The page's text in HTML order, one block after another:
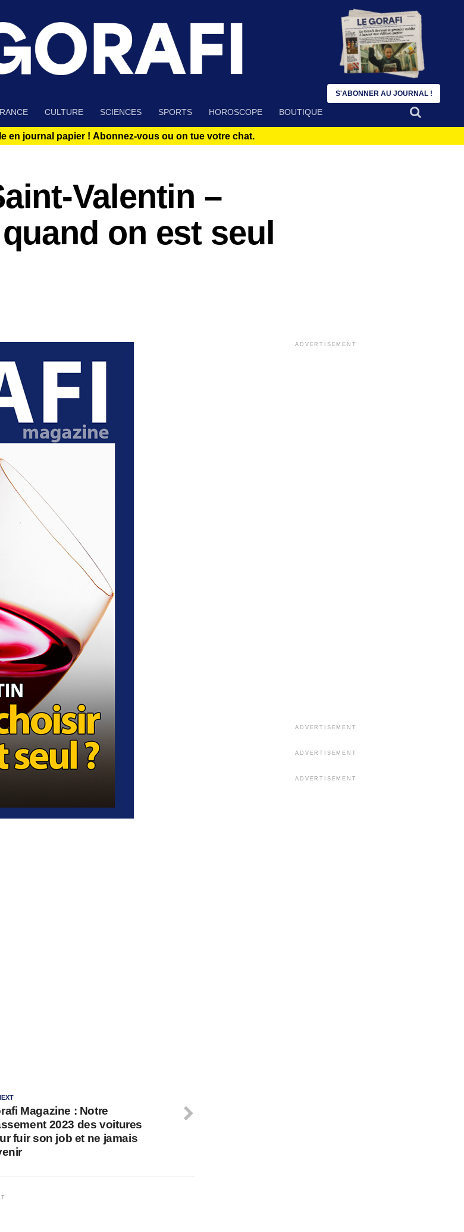
CULTURE SCIENCES SPORTS HOROSCOPE BOUTIQUE
en journal papier ! Abonnez-vous ou on tue votre chat.
Valentin –
on est seul
Magazine : Notre
2023 des voitures
fuir son job et ne jamais
ADVERTISEMENT
ADVERTISEMENT
ADVERTISEMENT
ADVERTISEMENT
S'ABONNER AU JOURNAL !